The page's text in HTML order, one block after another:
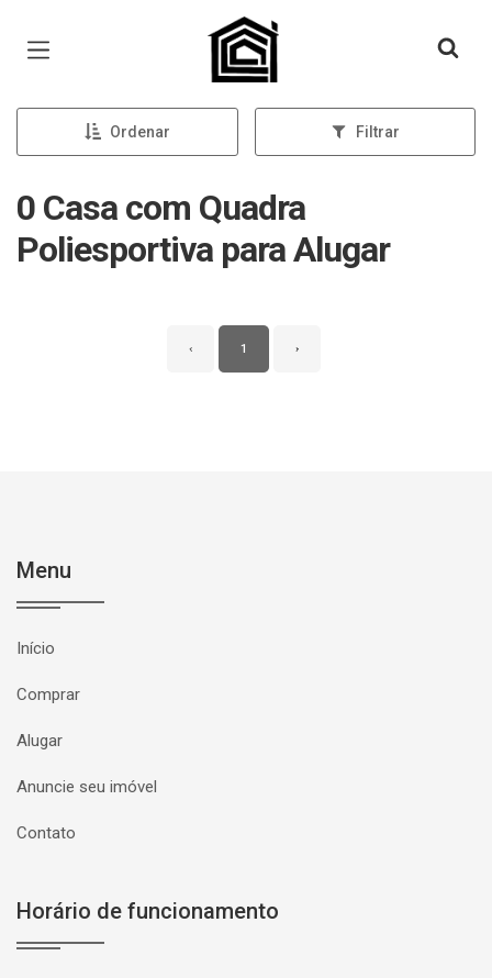
Página inicial
Ordenar Filtrar
0 Casa com Quadra
Poliesportiva para Alugar
‹ 1 ›
Menu
Início
Comprar
Alugar
Anuncie seu imóvel
Contato
Horário de funcionamento